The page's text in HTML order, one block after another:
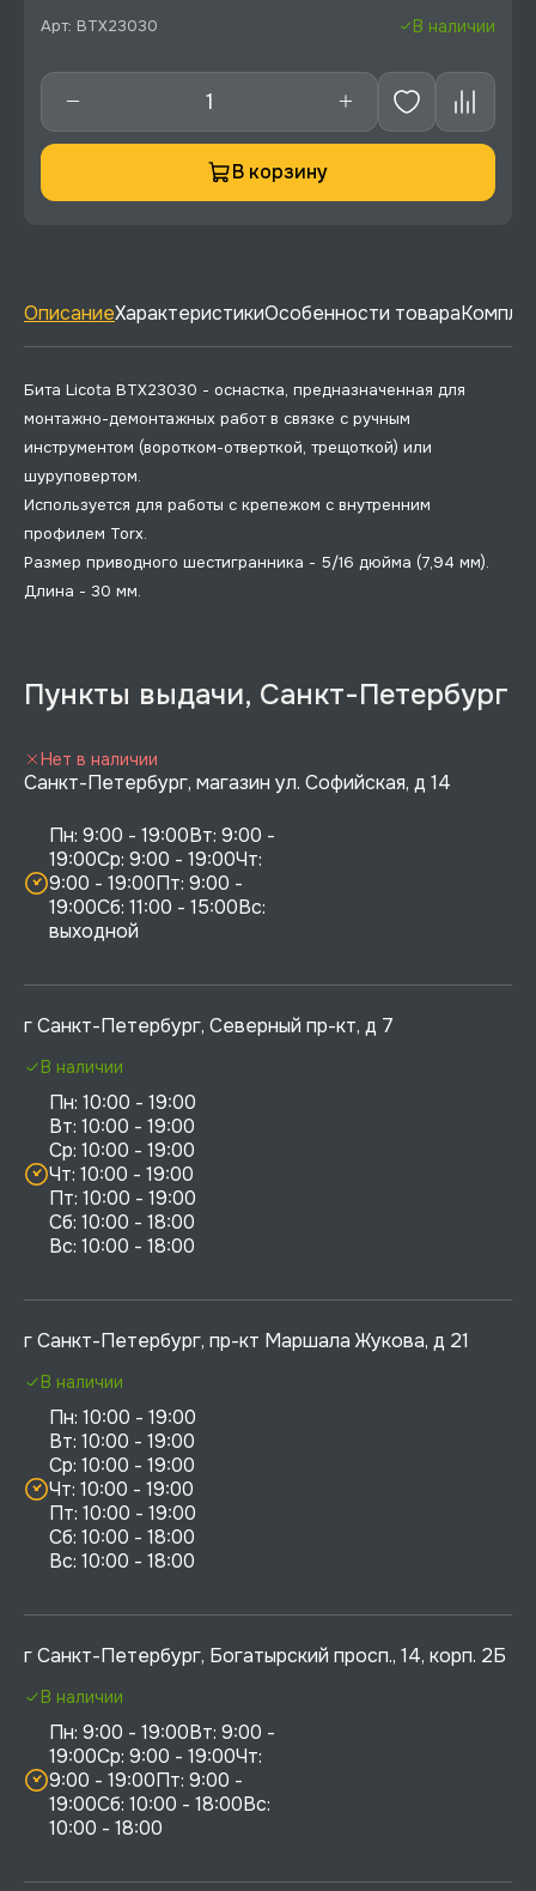
Арт: BTX23030 В наличии
В корзину
ОписаниеХарактеристикиОсобенности товара
Бита Licota BTX23030 - оснастка, предназначенная для
монтажно-демонтажных работ в связке с ручным
инструментом (воротком-отверткой, трещоткой) или
шуруповертом.
Используется для работы с крепежом с внутренним
профилем Torx.
Размер приводного шестигранника - 5/16 дюйма (7,94 мм).
Длина - 30 мм.
Пункты выдачи, Санкт-Петербург
Санкт-Петербург, магазин ул. Софийская, д 14
Пн: 9:00 - 19:00Вт: 9:00 -
19:00Ср: 9:00 - 19:00Чт:
9:00 - 19:00Пт: 9:00 -
19:00Сб: 11:00 - 15:00Вс:
выходной
Нет в наличии
г Санкт-Петербург, Северный пр-кт, д 7
Пн: 10:00 - 19:00
Вт: 10:00 - 19:00
Ср: 10:00 - 19:00
Чт: 10:00 - 19:00
Пт: 10:00 - 19:00
Сб: 10:00 - 18:00
В наличии
г Санкт-Петербург, пр-кт Маршала Жукова, д 21
Пн: 10:00 - 19:00
Вт: 10:00 - 19:00
Ср: 10:00 - 19:00
Чт: 10:00 - 19:00
Пт: 10:00 - 19:00
Сб: 10:00 - 18:00
В наличии
г Санкт-Петербург, Богатырский просп., 14, корп. 2Б
Пн: 9:00 - 19:00Вт: 9:00 -
19:00Ср: 9:00 - 19:00Чт:
9:00 - 19:00Пт: 9:00 -
19:00Сб: 10:00 - 18:00Вс:
10:00 - 18:00
В наличии